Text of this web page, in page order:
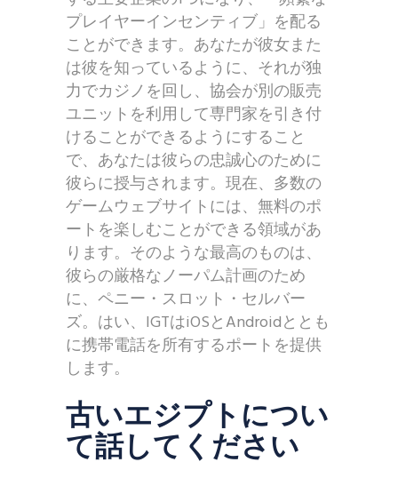
プレイヤーインセンティブ」を配る
ことができます。あなたが彼女また
は彼を知っているように、それが独
力でカジノを回し、協会が別の販売
ユニットを利用して専門家を引き付
けることができるようにすること
で、あなたは彼らの忠誠心のために
彼らに授与されます。現在、多数の
ゲームウェブサイトには、無料のポ
ートを楽しむことができる領域があ
ります。そのような最高のものは、
彼らの厳格なノーパム計画のため
に、ペニー・スロット・セルバー
ズ。はい、IGTはiOSとAndroidととも
に携帯電話を所有するポートを提供
します。
古いエジプトについ
て話してください